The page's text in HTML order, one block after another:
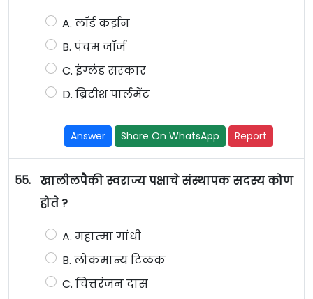
A. लॉर्ड कर्झन
B. पंचम जॉर्ज
C. इंग्लंड सरकार
D. ब्रिटीश पार्लमेंट
Answer Share On WhatsApp Report
55. खालीलपैकी स्वराज्य पक्षाचे संस्थापक सदस्य कोण
होते ?
A. महात्मा गांधी
B. लोकमान्य टिळक
C. चित्तरंजन दास